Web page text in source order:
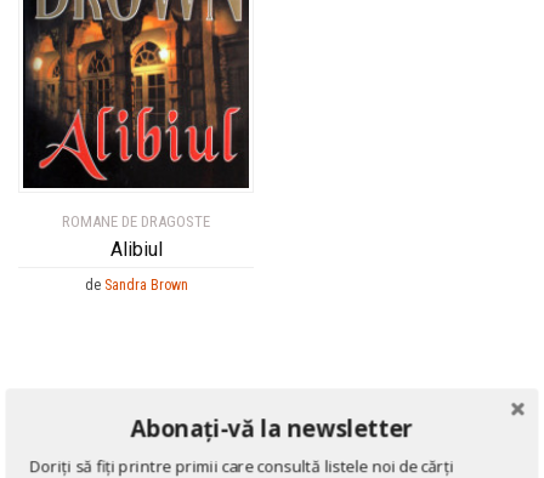
ROMANE DE DRAGOSTE
Alibiul
de Sandra Brown
Abonați-vă la newsletter
Doriți să fiți printre primii care consultă listele noi de cărți